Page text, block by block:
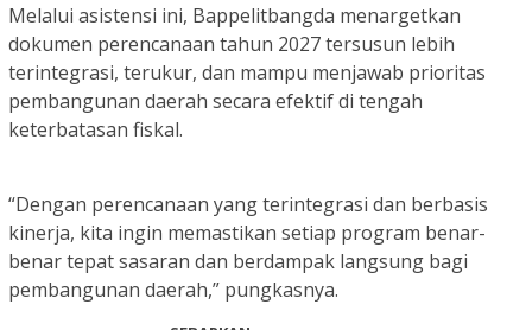
Melalui asistensi ini, Bappelitbangda menargetkan
dokumen perencanaan tahun 2027 tersusun lebih
terintegrasi, terukur, dan mampu menjawab prioritas
pembangunan daerah secara efektif di tengah
keterbatasan fiskal.
“Dengan perencanaan yang terintegrasi dan berbasis
kinerja, kita ingin memastikan setiap program benar-
benar tepat sasaran dan berdampak langsung bagi
pembangunan daerah,” pungkasnya.